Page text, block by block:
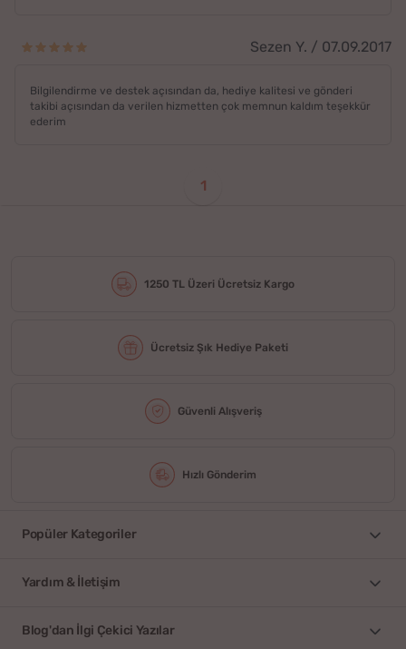
Sezen Y. / 07.09.2017
Bilgilendirme ve destek açısından da, hediye kalitesi ve gönderi
takibi açısından da verilen hizmetten çok memnun kaldım teşekkür
ederim
1
1250 TL Üzeri Ücretsiz Kargo
Ücretsiz Şık Hediye Paketi
Güvenli Alışveriş
Hızlı Gönderim
Popüler Kategoriler
Yardım & İletişim
Blog'dan İlgi Çekici Yazılar